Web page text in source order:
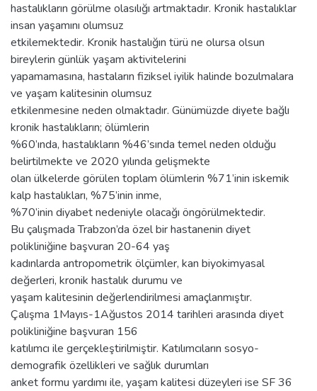
hastalıkların görülme olasılığı artmaktadır. Kronik hastalıklar
insan yaşamını olumsuz
etkilemektedir. Kronik hastalığın türü ne olursa olsun
bireylerin günlük yaşam aktivitelerini
yapamamasına, hastaların fiziksel iyilik halinde bozulmalara
ve yaşam kalitesinin olumsuz
etkilenmesine neden olmaktadır. Günümüzde diyete bağlı
kronik hastalıkların; ölümlerin
%60’ında, hastalıkların %46’sında temel neden olduğu
belirtilmekte ve 2020 yılında gelişmekte
olan ülkelerde görülen toplam ölümlerin %71’inin iskemik
kalp hastalıkları, %75’inin inme,
%70’inin diyabet nedeniyle olacağı öngörülmektedir.
Bu çalışmada Trabzon’da özel bir hastanenin diyet
polikliniğine başvuran 20-64 yaş
kadınlarda antropometrik ölçümler, kan biyokimyasal
değerleri, kronik hastalık durumu ve
yaşam kalitesinin değerlendirilmesi amaçlanmıştır.
Çalışma 1Mayıs-1Ağustos 2014 tarihleri arasında diyet
polikliniğine başvuran 156
katılımcı ile gerçekleştirilmiştir. Katılımcıların sosyo-
demografik özellikleri ve sağlık durumları
anket formu yardımı ile, yaşam kalitesi düzeyleri ise SF 36